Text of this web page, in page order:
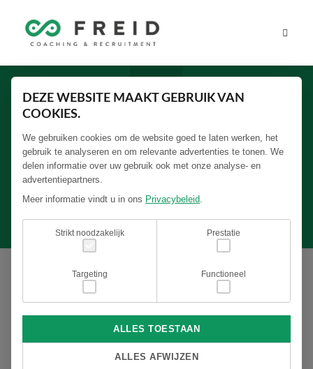
"Jan is een echte professional die door zijn
persoonlijke touch goed kijkt naar de mens
achter de kwalificaties en ervaringen."
Persoonlijke ontwikkeling én bedrijfskundige
vraagstukken staan centraal
DEZE WEBSITE MAAKT GEBRUIK VAN
COOKIES.
We gebruiken cookies om de website goed te laten werken, het
gebruik te analyseren en om relevante advertenties te tonen. We
delen informatie over uw gebruik ook met onze analyse- en
advertentiepartners.
Meer informatie vindt u in ons Privacybeleid.
Strikt noodzakelijk Prestatie
Targeting Functioneel
ALLES TOESTAAN
ALLES AFWIJZEN